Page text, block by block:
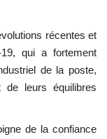
récentes et
qui a fortement
de la poste,
leurs équilibres
de la confiance